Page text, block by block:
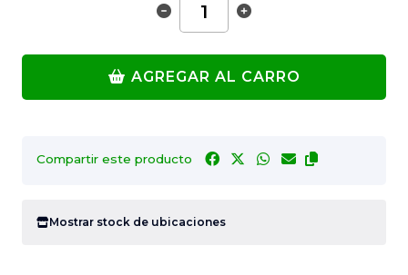
AGREGAR AL CARRO
Compartir este producto
Mostrar stock de ubicaciones